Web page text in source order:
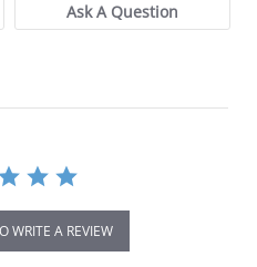
Ask A Question
WRITE A REVIEW